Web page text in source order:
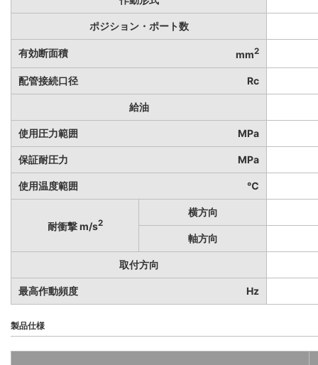
ポジション・ポート数
有効断面積 mm2
配管接続口径 Rc
給油
使用圧力範囲 MPa
保証耐圧力 MPa
使用温度範囲 ℃
耐衝撃 m/s2
横方向
軸方向
取付方向
最高作動頻度 Hz
製品仕様